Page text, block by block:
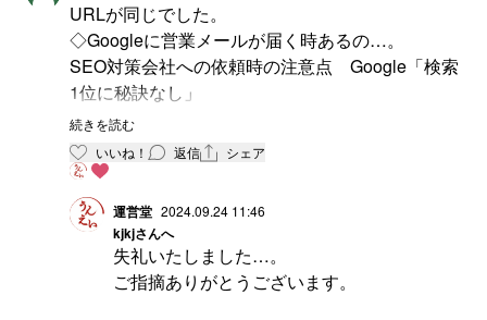
URLが同じでした。
◇Googleに営業メールが届く時あるの…。
SEO対策会社への依頼時の注意点 Google「検索
1位に秘訣なし」
https://smbiz.asahi.com/article/15432125
◇スポンサー記事。こうしたのがきっかけでデー
タに興味を持ってくれるのはいいこと。
https://smbiz.asahi.com/article/15432125
続きを読む
いいね！
返信 シェア
運営堂 2024.09.24 11:46
kjkjさんへ
失礼いたしました…。
ご指摘ありがとうございます。